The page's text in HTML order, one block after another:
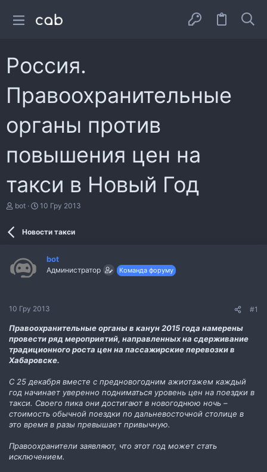
Россия.
Правоохранительные
органы против
повышения цен на
такси в Новый Год
А
е
м
bot
Д
а
н
10 Гру 2013
Новости такси
bot
Администратор Команда форуму
10 Гру 2013 #1
Правоохранительные органы в канун 2015 года намерены
провести ряд мероприятий, направленных на сдерживание
традиционного роста цен на пассажирские перевозки в
Хабаровске.
С 25 декабря вместе с предновогодним ажиотажем каждый
год начинает уверенно подниматься уровень цен на поездки в
такси. Своего пика они достигают в новогоднюю ночь –
стоимость обычной поездки по дальневосточной столице в
это время в разы превышает привычную.
Правоохранители заявляют, что этот год может стать
исключением.